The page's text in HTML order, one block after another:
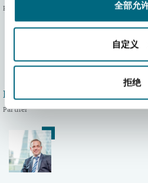
全部允
自定义
拒绝
Partner
Felipe Hoetz
Partner